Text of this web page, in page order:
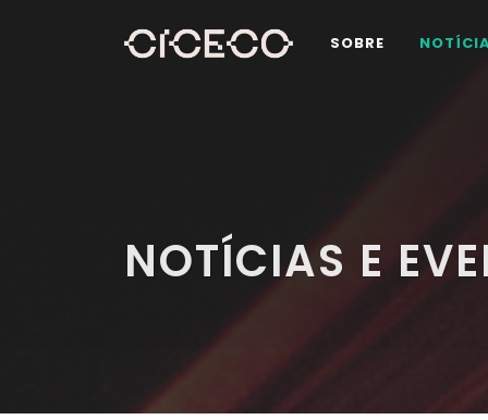
SOBRE
NOTÍCIAS E